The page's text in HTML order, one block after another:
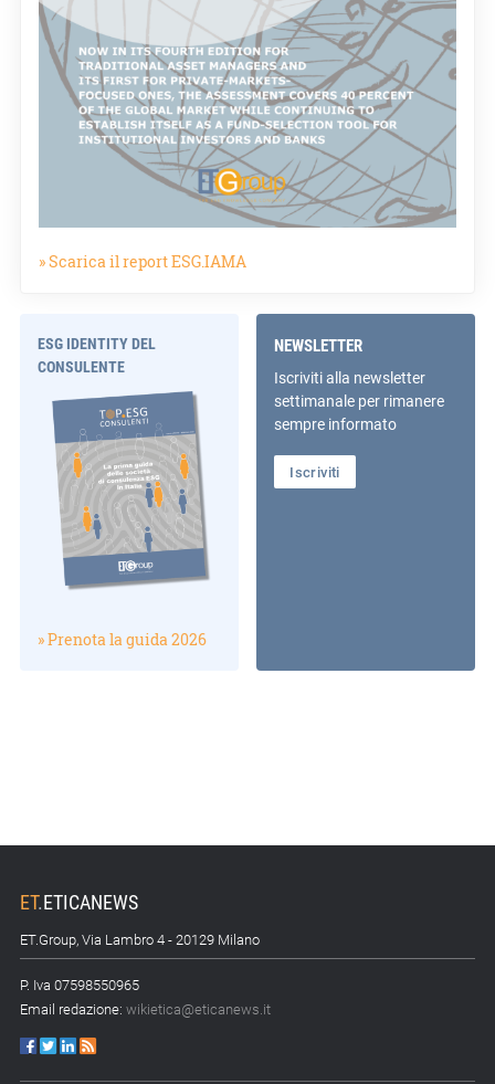
» Scarica il report ESG.IAMA
ESG IDENTITY DEL
CONSULENTE
» Prenota la guida 2026
NEWSLETTER
Iscriviti alla newsletter
settimanale per rimanere
sempre informato
Iscriviti
ET.ETICANEWS
ET.Group, Via Lambro 4 - 20129 Milano
P. Iva 07598550965
Email redazione: wikietica@eticanews.it